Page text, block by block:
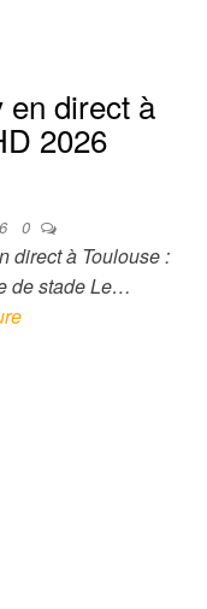
en direct à
2026
0
direct à Toulouse :
de stade Le…